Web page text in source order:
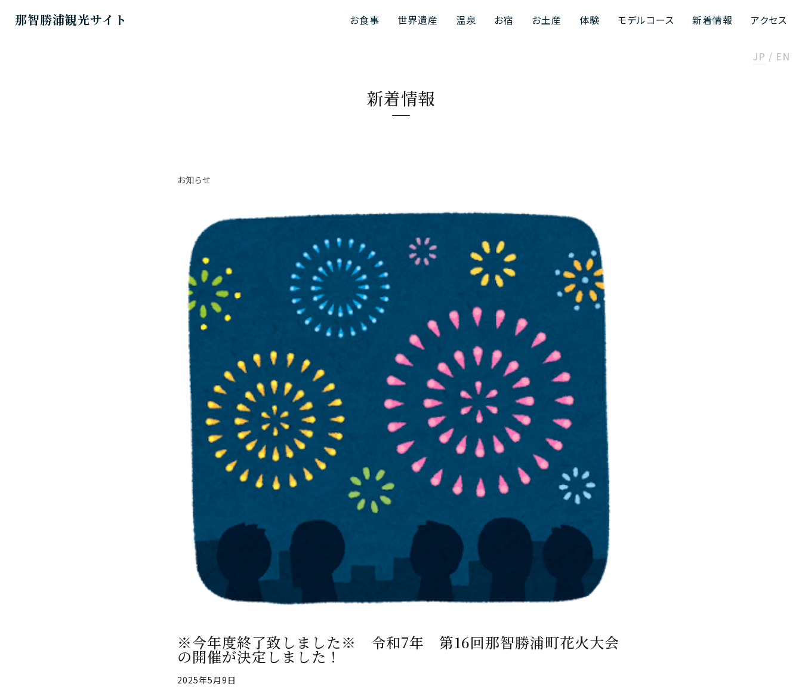
那智勝浦観光サイト お食事 世界遺産 温泉 お宿 お土産 体験 モデルコース 新着情報 アクセス
JP EN
新着情報
お知らせ
※今年度終了致しました※ 令和7年 第16回那智勝浦町花火大会
の開催が決定しました！
2025年5月9日